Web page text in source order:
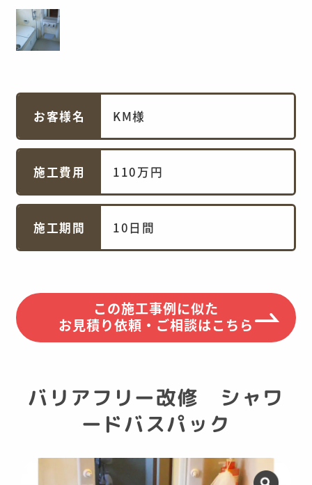
お客様名 KM様
施工費用 110万円
施工期間 10日間
この施工事例に似た
お見積り依頼・ご相談はこちら
バリアフリー改修 シャワ
ードバスパック